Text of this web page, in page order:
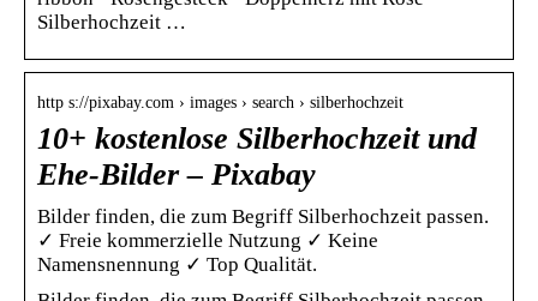
Silberhochzeit …
http s://pixabay.com › images › search › silberhochzeit
10+ kostenlose Silberhochzeit und
Ehe-Bilder – Pixabay
Bilder finden, die zum Begriff Silberhochzeit passen.
✓ Freie kommerzielle Nutzung ✓ Keine
Namensnennung ✓ Top Qualität.